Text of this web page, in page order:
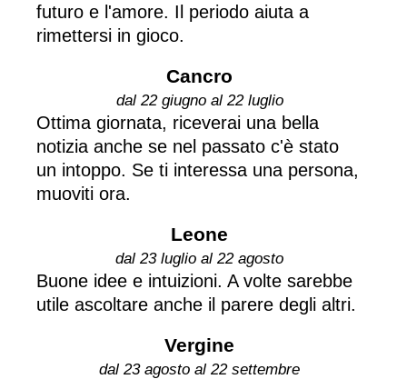
futuro e l'amore. Il periodo aiuta a
rimettersi in gioco.
Cancro
dal 22 giugno al 22 luglio
Ottima giornata, riceverai una bella
notizia anche se nel passato c'è stato
un intoppo. Se ti interessa una persona,
muoviti ora.
Leone
dal 23 luglio al 22 agosto
Buone idee e intuizioni. A volte sarebbe
utile ascoltare anche il parere degli altri.
Vergine
dal 23 agosto al 22 settembre